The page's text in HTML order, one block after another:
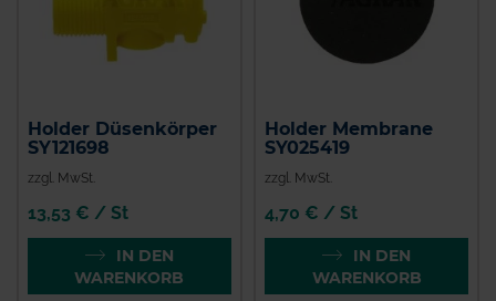
Holder Düsenkörper
SY121698
zzgl. MwSt.
13,53 € / St
IN DEN
WARENKORB
Holder Membrane
SY025419
zzgl. MwSt.
4,70 € / St
IN DEN
WARENKORB